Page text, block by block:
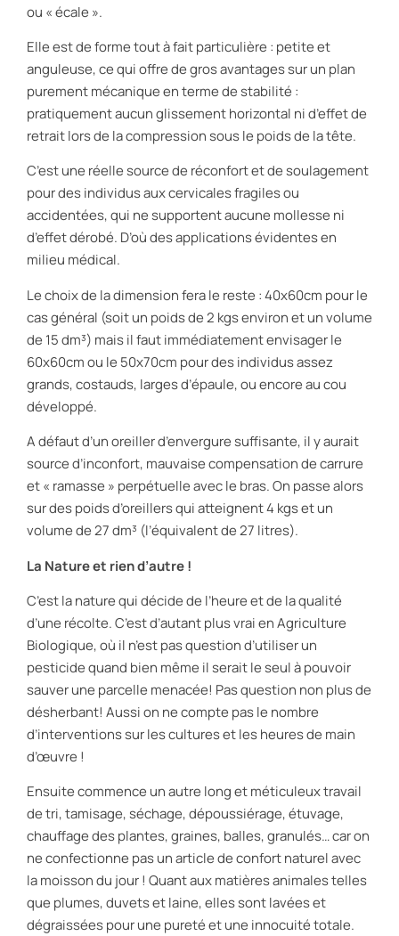
ou « écale ».
Elle est de forme tout à fait particulière : petite et
anguleuse, ce qui offre de gros avantages sur un plan
purement mécanique en terme de stabilité :
pratiquement aucun glissement horizontal ni d’effet de
retrait lors de la compression sous le poids de la tête.
C’est une réelle source de réconfort et de soulagement
pour des individus aux cervicales fragiles ou
accidentées, qui ne supportent aucune mollesse ni
d’effet dérobé. D’où des applications évidentes en
milieu médical.
Le choix de la dimension fera le reste : 40x60cm pour le
cas général (soit un poids de 2 kgs environ et un volume
de 15 dm³) mais il faut immédiatement envisager le
60x60cm ou le 50x70cm pour des individus assez
grands, costauds, larges d’épaule, ou encore au cou
développé.
A défaut d’un oreiller d’envergure suffisante, il y aurait
source d’inconfort, mauvaise compensation de carrure
et « ramasse » perpétuelle avec le bras. On passe alors
sur des poids d’oreillers qui atteignent 4 kgs et un
volume de 27 dm³ (l’équivalent de 27 litres).
La Nature et rien d’autre !
C’est la nature qui décide de l’heure et de la qualité
d’une récolte. C’est d’autant plus vrai en Agriculture
Biologique, où il n’est pas question d’utiliser un
pesticide quand bien même il serait le seul à pouvoir
sauver une parcelle menacée! Pas question non plus de
désherbant! Aussi on ne compte pas le nombre
d’interventions sur les cultures et les heures de main
d’œuvre !
Ensuite commence un autre long et méticuleux travail
de tri, tamisage, séchage, dépoussiérage, étuvage,
chauffage des plantes, graines, balles, granulés… car on
ne confectionne pas un article de confort naturel avec
la moisson du jour ! Quant aux matières animales telles
que plumes, duvets et laine, elles sont lavées et
dégraissées pour une pureté et une innocuité totale.